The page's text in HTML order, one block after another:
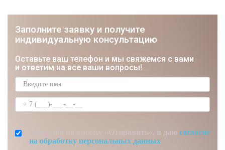
Строитель, Мастер отделочник
Заполните заявку и получите
индивидуальную консультацию
Оставьте ваш телефон и мы свяжемся с вами
и ответим на все ваши вопросы!
Нажимая на кнопку «Отправить», я даю согласие
на обработку персональных данных